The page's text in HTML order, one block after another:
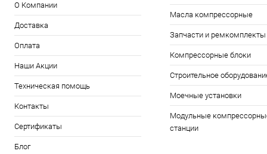
О Компании
Доставка
Оплата
Наши Акции
Техническая помощь
Контакты
Сертификаты
Блог
Масла компрессорные
Запчасти и ремкомплекты
Компрессорные блоки
Строительное
Моечные установки
Модульные
станции